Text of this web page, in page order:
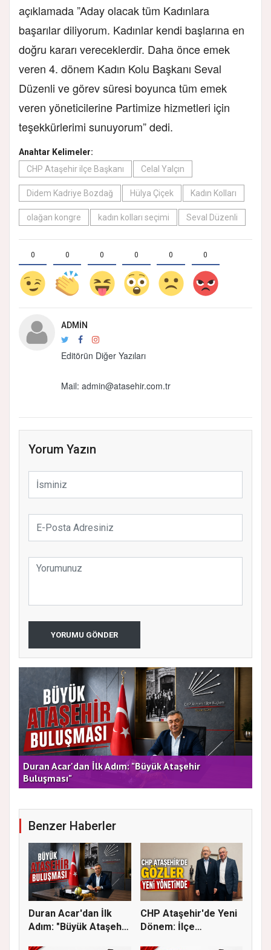
açıklamada ”Aday olacak tüm Kadınlara
başarılar diliyorum. Kadınlar kendi başlarına en
doğru kararı vereceklerdir. Daha önce emek
veren 4. dönem Kadın Kolu Başkanı Seval
Düzenli ve görev süresi boyunca tüm emek
veren yöneticilerine Partimize hizmetleri için
teşekkürlerimi sunuyorum” dedi.
Anahtar Kelimeler:
CHP Ataşehir ilçe Başkanı
Celal Yalçın
Didem Kadriye Bozdağ Hülya Çiçek Kadın Kolları
olağan kongre kadın kolları seçimi Seval Düzenli
0 0 0 0 0 0
ADMIN
Editörün Diğer Yazıları
Mail: admin@atasehir.com.tr
Yorum Yazın
YORUMU GÖNDER
Duran Acar'dan İlk Adım: "Büyük Ataşehir
Buluşması"
Benzer Haberler
Duran Acar'dan İlk
Adım: "Büyük Ataşehir
CHP Ataşehir'de Yeni
Dönem: İlçe